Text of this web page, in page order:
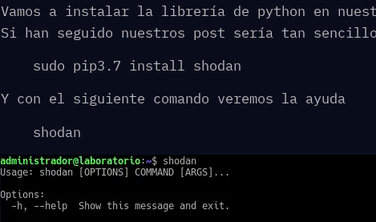
Vamos a instalar la librería de python en
Si han seguido nuestros post sería tan
sudo pip3.7 install shodan
Y con el siguiente comando veremos la ayuda
shodan